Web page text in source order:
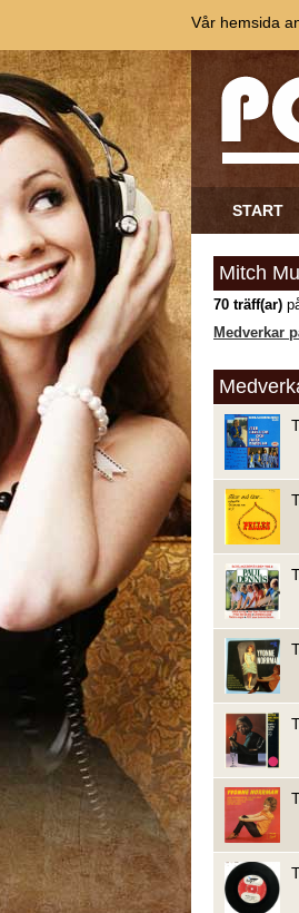
START
Mitch
70 träff(ar)
Medverkar
Vår hemsida